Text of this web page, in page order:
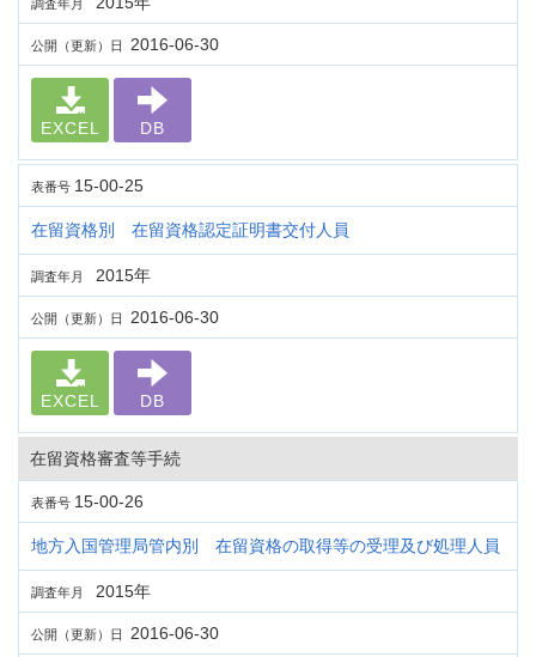
調査年月
公開（更新）日 2016-06-30
EXCEL DB
表番号 15-00-25
在留資格別 在留資格認定証明書交付人員
調査年月 2015年
公開（更新）日 2016-06-30
EXCEL DB
在留資格審査等手続
表番号 15-00-26
地方入国管理局管内別 在留資格の取得等の受理及び処理人員
調査年月 2015年
公開（更新）日 2016-06-30